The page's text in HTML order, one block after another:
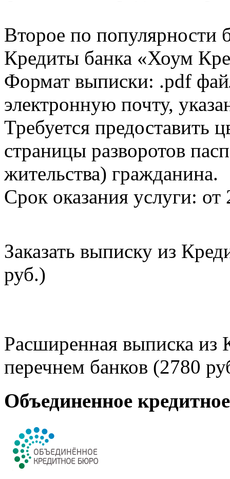
Второе по популярности
Кредиты банка «Хоум
Формат выписки: .pdf
электронную почту,
Требуется предоставить
страницы разворотов
жительства) гражданина.
Срок оказания услуги: от
Заказать выписку из
руб.)
Расширенная выписка из
перечнем банков (2780
Объединенное